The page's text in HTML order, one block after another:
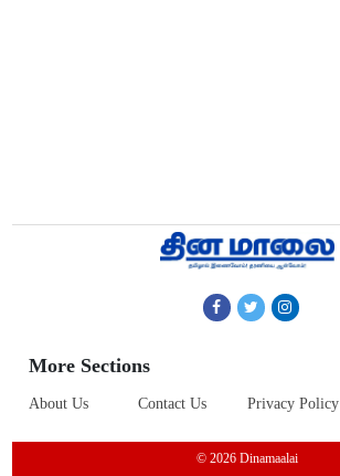
More Sections
About Us Contact Us Privacy Policy
© 2026 Dinamaalai